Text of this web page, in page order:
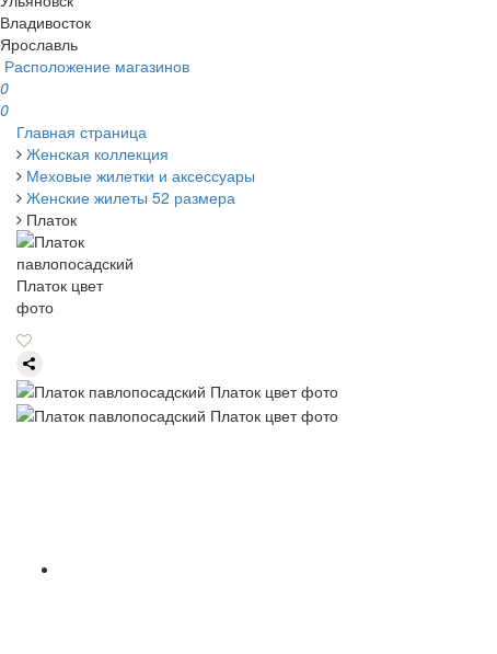
Владивосток
Ярославль
Расположение магазинов
0
0
Главная страница
Женская коллекция
Меховые жилетки и аксессуары
Женские жилеты 52 размера
Платок